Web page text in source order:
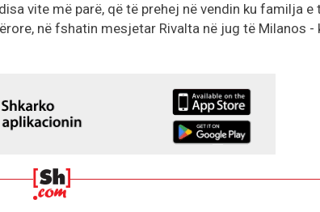
vite më parë, që të prehej në vendin ku familja e
në fshatin mesjetar Rivalta në jug të Milanos -